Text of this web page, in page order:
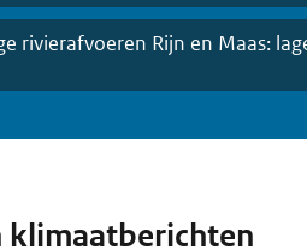
rivierafvoeren Rijn en Maas:
klimaatberichten